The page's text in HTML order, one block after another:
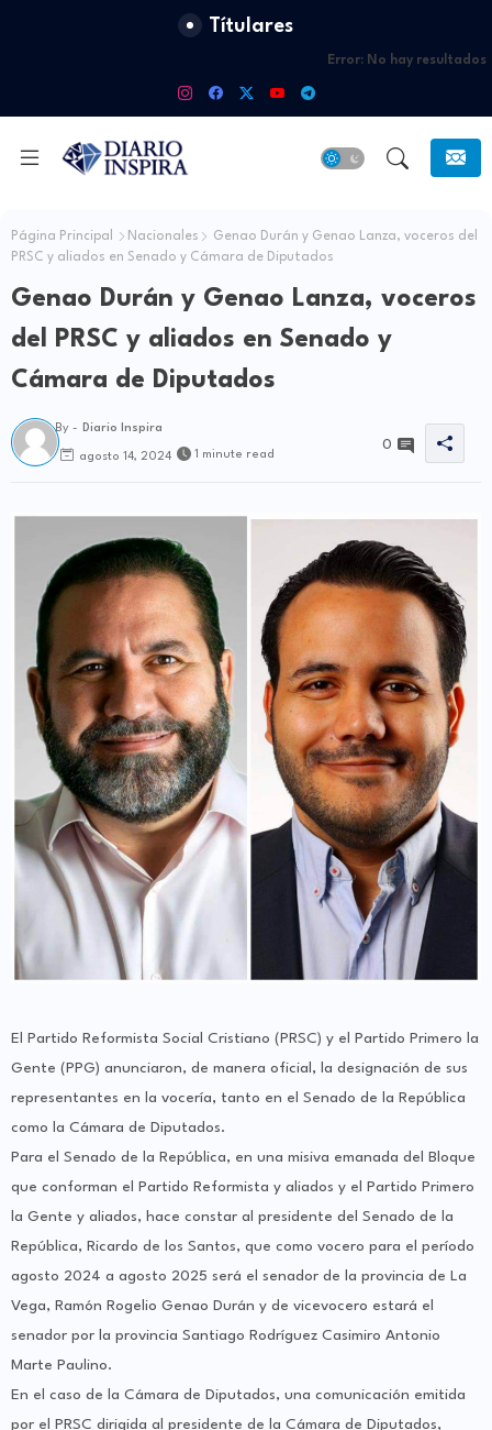
Títulares
Error: No hay resultados
Página Principal Nacionales
Genao Durán y Genao Lanza, voceros del
PRSC y aliados en Senado y Cámara de Diputados
Genao Durán y Genao Lanza, voceros
del PRSC y aliados en Senado y
Cámara de Diputados
By - Diario Inspira
agosto 14, 2024 1 minute read
0
El Partido Reformista Social Cristiano (PRSC) y el Partido Primero la
Gente (PPG) anunciaron, de manera oficial, la designación de sus
representantes en la vocería, tanto en el Senado de la República
como la Cámara de Diputados.
Para el Senado de la República, en una misiva emanada del Bloque
que conforman el Partido Reformista y aliados y el Partido Primero
la Gente y aliados, hace constar al presidente del Senado de la
República, Ricardo de los Santos, que como vocero para el período
agosto 2024 a agosto 2025 será el senador de la provincia de La
Vega, Ramón Rogelio Genao Durán y de vicevocero estará el
senador por la provincia Santiago Rodríguez Casimiro Antonio
Marte Paulino.
En el caso de la Cámara de Diputados, una comunicación emitida
por el PRSC dirigida al presidente de la Cámara de Diputados,